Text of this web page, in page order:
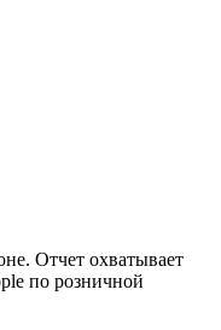
Отчет охватывает
по розничной